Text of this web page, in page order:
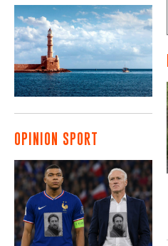
OPINION SPORT